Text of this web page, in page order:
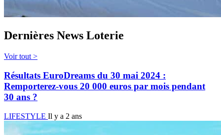
Dernières News Loterie
Voir tout >
Résultats EuroDreams du 30 mai 2024 :
Remporterez-vous 20 000 euros par mois pendant
30 ans ?
LIFESTYLE Il y a 2 ans